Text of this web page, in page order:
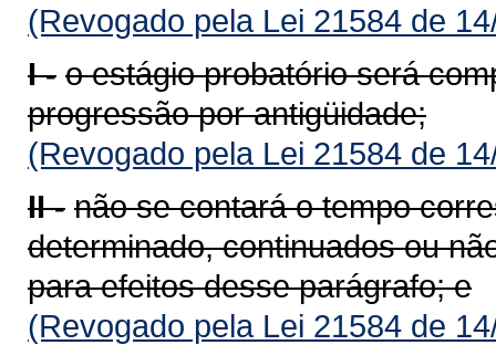
(Revogado pela Lei 21584 de
I - o estágio probatório será
progressão por antigüidade;
(Revogado pela Lei 21584 de
II - não se contará o tempo
determinado, continuados ou
para efeitos desse parágrafo; e
(Revogado pela Lei 21584 de